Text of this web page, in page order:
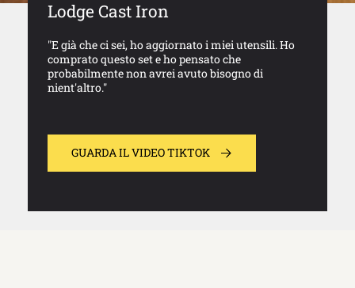
Lodge Cast Iron
"E già che ci sei, ho aggiornato i miei utensili. Ho
comprato questo set e ho pensato che
probabilmente non avrei avuto bisogno di
nient'altro."
GUARDA IL VIDEO TIKTOK